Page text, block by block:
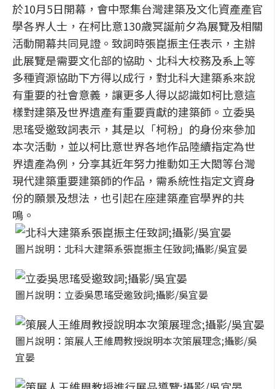
於10月5日開幕，會中聚集台灣建築及文化資產產官
學各界人士，在柯比意130歲冥誕前夕為展覽及相關
活動開幕共同見證。致詞時張崑振主任表示，主辦
此展覽是需要文化部的協助、北科大校務及系上等
多種資源協助下方得以成行，對北科大建築系來說
有重要的社會意義，讓更多人得以認識如柯比意這
樣對建築及世界遺產有重要貢獻的建築師。立委吳
思瑤受邀致詞表示，其是以「柯粉」的身份來參加
本次活動，並以柯比意世界各地作品陸續指定為世
界遺產為例，分享其近年努力推動如王大閎等台灣
現代建築重要建築師的作品，需系統性指定文資身
份的願景及想法，也引起在座建築產官學界的共
鳴。
圖片說明：北科大建築系張崑振主任致詞;攝影/吳宜晏
圖片說明：立委吳思瑤受邀致詞;攝影/吳宜晏
圖片說明：策展人王維周教授說明本次策展理念;攝影/吳
宜晏